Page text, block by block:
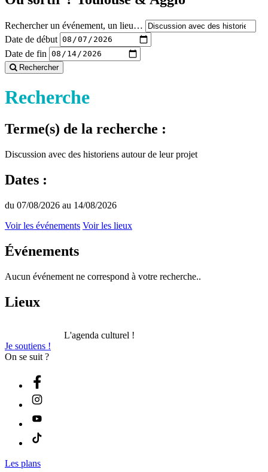
Rechercher un événement, un lieu…
Date de début
Date de fin
Rechercher
Recherche
Terme(s) de la recherche :
Discussion avec des historiens autour de leur projet
Dates :
du 07/08/2026 au 14/08/2026
Voir les événements Voir les lieux
Événements
Aucun événement ne correspond à votre recherche..
Lieux
L'agenda culturel !
Je soutiens !
On se suit ?
Les plans